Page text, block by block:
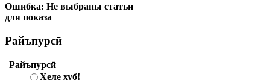
Ошибка: Не выбраны статьи
для показа
Райъпурсӣ
Райъпурсӣ
Хеле хуб!